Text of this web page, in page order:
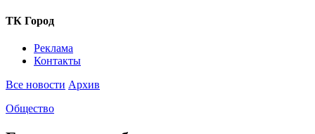
ТК Город
Реклама
Контакты
Все новости Архив
Общество